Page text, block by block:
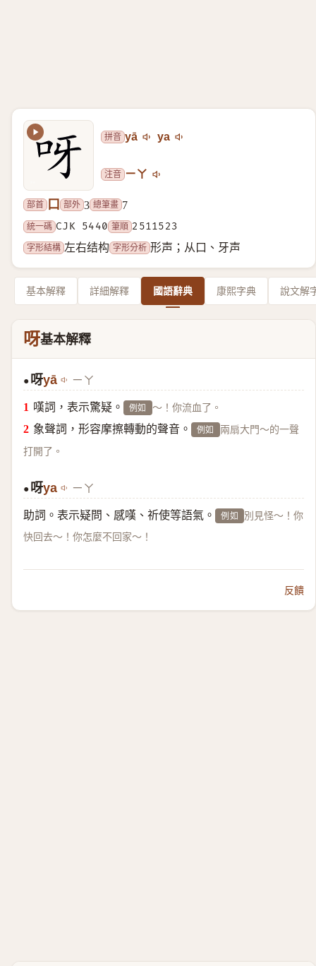
拼音 yā ya
注音 ㄧㄚ
部首 口 部外 3 總筆畫 7
統一碼 CJK 5440 筆順 2511523
字形結構 左右结构 字形分析 形声；从口、牙声
基本解釋 詳細解釋 國語辭典 康熙字典 說文解
呀基本解釋
● 呀yā ㄧㄚ
嘆詞，表示驚疑。 例如 ～！你流血了。
象聲詞，形容摩擦轉動的聲音。 例如 兩扇大門～的一聲
打開了。
● 呀ya ㄧㄚ
助詞。表示疑問、感嘆、祈使等語氣。 例如 別見怪～！你
快回去～！你怎麼不回家～！
反饋